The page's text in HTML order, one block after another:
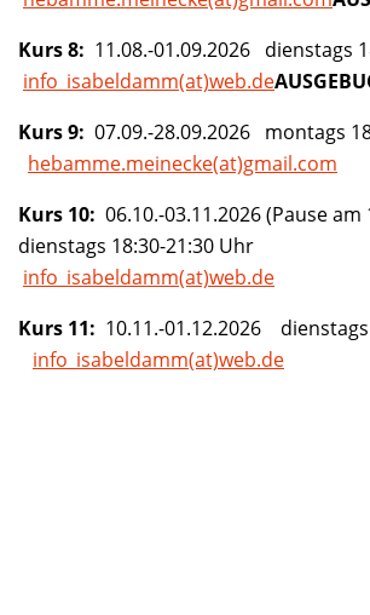
Kurs 8: 11.08.-01.09.2026 dienstags
info_isabeldamm(at)web.de
Kurs 9: 07.09.-28.09.2026 montags
hebamme.meinecke(at)gmail.com
Kurs 10: 06.10.-03.11.2026 (Pause am
dienstags 18:30-21:30 Uhr
info_isabeldamm(at)web.de
Kurs 11: 10.11.-01.12.2026
info_isabeldamm(at)web.de